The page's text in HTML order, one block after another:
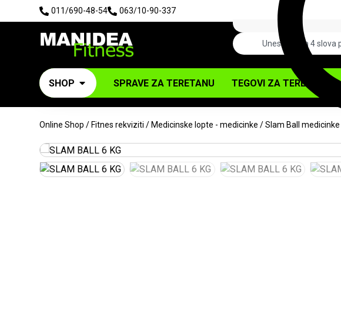
011/690-48-54 063/10-90-337
SHOP SPRAVE ZA TERETANU TEGOVI ZA TERETANU
Online Shop / Fitnes rekviziti / Medicinske lopte - medicinke /Slam Ball medicinke